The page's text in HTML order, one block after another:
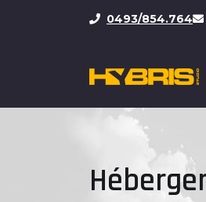
0493/854.764